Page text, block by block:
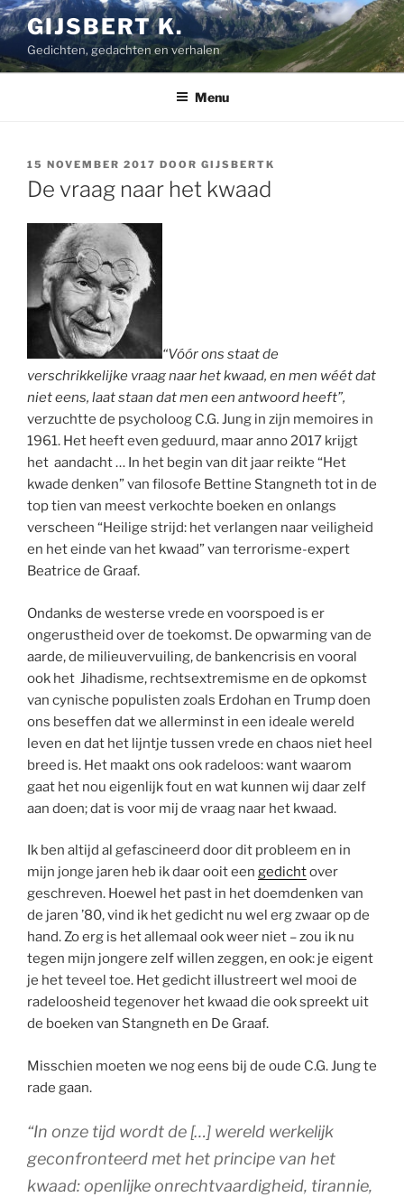
Ga
naar
de
inhoud
GIJSBERT K.
Gedichten, gedachten en verhalen
Menu
GEPLAATST
OP
15 NOVEMBER 2017 DOOR GIJSBERTK
De vraag naar het kwaad
“Vóór ons staat de
verschrikkelijke vraag naar het kwaad, en men wéét dat
niet eens, laat staan dat men een antwoord heeft”,
verzuchtte de psycholoog C.G. Jung in zijn memoires in
1961. Het heeft even geduurd, maar anno 2017 krijgt
het aandacht … In het begin van dit jaar reikte “Het
kwade denken” van filosofe Bettine Stangneth tot in de
top tien van meest verkochte boeken en onlangs
verscheen “Heilige strijd: het verlangen naar veiligheid
en het einde van het kwaad” van terrorisme-expert
Beatrice de Graaf.
Ondanks de westerse vrede en voorspoed is er
ongerustheid over de toekomst. De opwarming van de
aarde, de milieuvervuiling, de bankencrisis en vooral
ook het Jihadisme, rechtsextremisme en de opkomst
van cynische populisten zoals Erdohan en Trump doen
ons beseffen dat we allerminst in een ideale wereld
leven en dat het lijntje tussen vrede en chaos niet heel
breed is. Het maakt ons ook radeloos: want waarom
gaat het nou eigenlijk fout en wat kunnen wij daar zelf
aan doen; dat is voor mij de vraag naar het kwaad.
Ik ben altijd al gefascineerd door dit probleem en in
mijn jonge jaren heb ik daar ooit een gedichtover
geschreven. Hoewel het past in het doemdenken van
de jaren ’80, vind ik het gedicht nu wel erg zwaar op de
hand. Zo erg is het allemaal ook weer niet – zou ik nu
tegen mijn jongere zelf willen zeggen, en ook: je eigent
je het teveel toe. Het gedicht illustreert wel mooi de
radeloosheid tegenover het kwaad die ook spreekt uit
de boeken van Stangneth en De Graaf.
Misschien moeten we nog eens bij de oude C.G. Jung te
rade gaan.
“In onze tijd wordt de […] wereld werkelijk
geconfronteerd met het principe van het
kwaad: openlijke onrechtvaardigheid, tirannie,